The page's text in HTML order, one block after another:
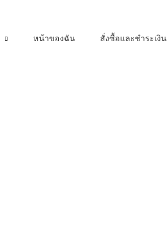
หน้าของฉัน สั่งซื้อและชำระเงิน